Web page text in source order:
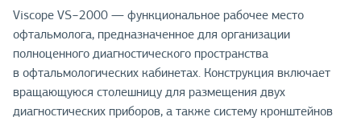
Viscope VS−2000 — функциональное рабочее место
офтальмолога, предназначенное для организации
полноценного диагностического пространства
в офтальмологических кабинетах. Конструкция включает
вращающуюся столешницу для размещения двух
диагностических приборов, а также систему кронштейнов